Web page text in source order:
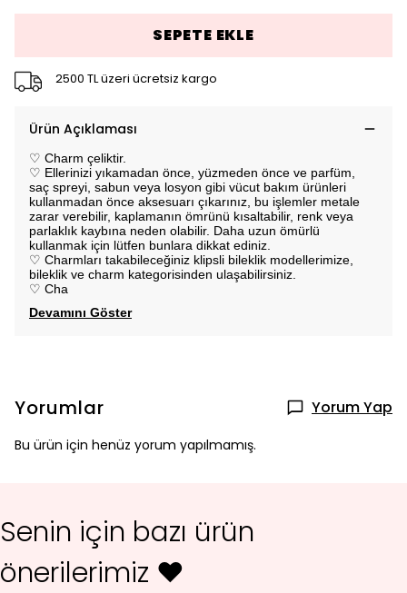
SEPETE EKLE
2500 TL üzeri ücretsiz kargo
Ürün Açıklaması
♡ Charm çeliktir.
♡ Ellerinizi yıkamadan önce, yüzmeden önce ve parfüm,
saç spreyi, sabun veya losyon gibi vücut bakım ürünleri
kullanmadan önce aksesuarı çıkarınız, bu işlemler metale
zarar verebilir, kaplamanın ömrünü kısaltabilir, renk veya
parlaklık kaybına neden olabilir. Daha uzun ömürlü
kullanmak için lütfen bunlara dikkat ediniz.
♡ Charmları takabileceğiniz klipsli bileklik modellerimize,
bileklik ve charm kategorisinden ulaşabilirsiniz.
♡ Cha
Devamını Göster
Yorumlar Yorum Yap
Bu ürün için henüz yorum yapılmamış.
Senin için bazı ürün
önerilerimiz ♥